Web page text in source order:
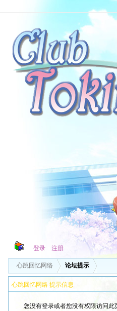
登录 注册
心跳回忆网络 论坛提示
心跳回忆网络 提示信息
您没有登录或者您没有权限访问